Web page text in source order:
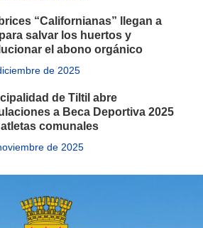
“Californianas” llegan a
salvar los huertos y
el abono orgánico
de 2025
de Tiltil abre
a Beca Deportiva 2025
comunales
de 2025